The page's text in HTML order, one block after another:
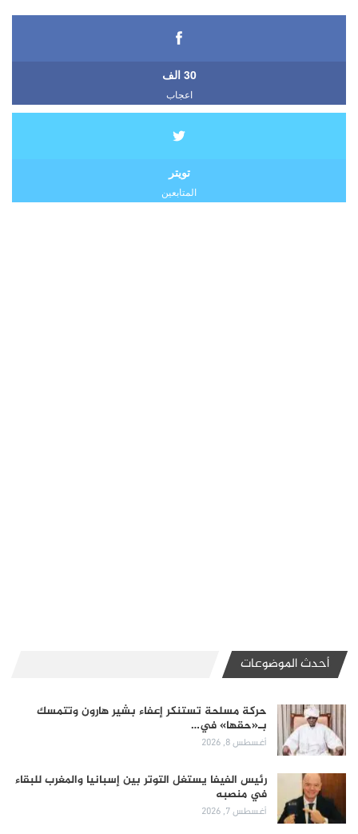
30 الف
اعجاب
تويتر
المتابعين
أحدث الموضوعات
حركة مسلحة تستنكر إعفاء بشير هارون وتتمسك
بـ«حقها» في…
أغسطس 8, 2026
رئيس الفيفا يستغل التوتر بين إسبانيا والمغرب للبقاء
في منصبه
أغسطس 7, 2026